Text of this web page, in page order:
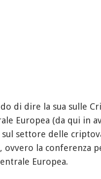
di dire la sua sulle
Europea (da qui in
settore delle
ovvero la conferenza
Europea.